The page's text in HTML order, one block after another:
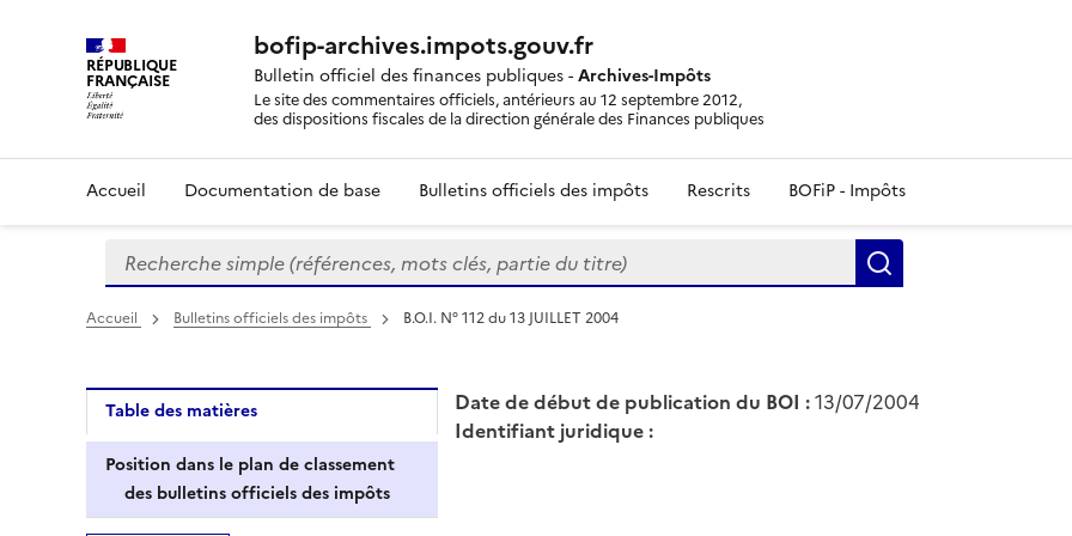
RÉPUBLIQUE
FRANÇAISE
bofip-archives.impots.gouv.fr
Bulletin officiel des finances publiques -Archives-Impôts
Le site des commentaires officiels, antérieurs au 12 septembre 2012,
des dispositions fiscales de la direction générale des Finances publiques
Accueil Documentation de base Bulletins officiels des impôts Rescrits BOFiP - Impôts
Formulaire
de
recherche
Recherche simple (références, mots clés, partie du titre)
Accueil Bulletins officiels des impôts B.O.I. N° 112 du 13 JUILLET 2004
Table des matières
Position dans le plan de classement
des bulletins officiels des impôts
Date de début de publication du BOI :13/07/2004
Identifiant juridique :